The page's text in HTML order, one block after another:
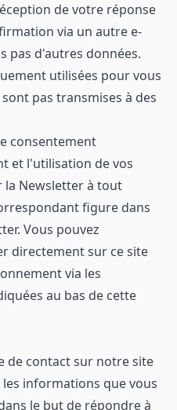
de votre réponse
via un autre e-
pas d'autres données.
utilisées pour vous
pas transmises à des
consentement
et l'utilisation de vos
la Newsletter à tout
figure dans
Vous pouvez
directement sur ce site
via les
au bas de cette
de contact sur notre site
informations que vous
le but de répondre à